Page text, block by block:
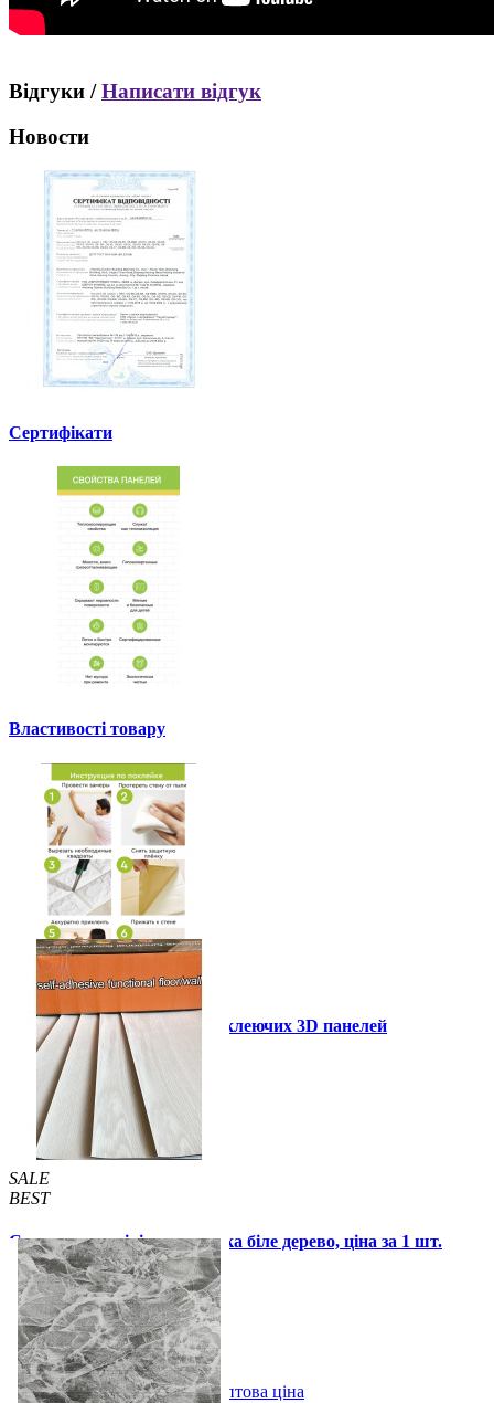
Відгуки /Написати відгук
Новости
Сертифікати
Властивості товару
Інструкція установки самоклеючих 3D панелей
Інші також купили
SALE
BEST
Самоклеюча вінілова плитка біле дерево, ціна за 1 шт.
(СВП-015)
57 грн. 115 грн.
Купити В закладки Оптова ціна